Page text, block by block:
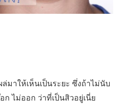
มาให้เห็นเป็นระยะ ซึ่งถ้าไม่นับ
ไม่ออก ว่าที่เป็นสิวอยู่เนี่ย